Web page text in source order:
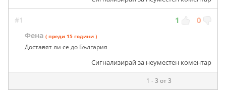
#1 1 0
Фена ( преди 15 години )
Доставят ли се до България
Сигнализирай за неуместен коментар
1 - 3 от 3